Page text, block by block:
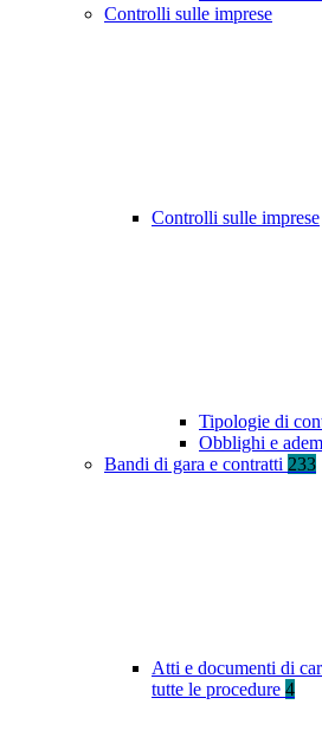
Controlli sulle imprese
Controlli sulle imprese
Tipologie di
Obblighi e
Bandi di gara e contratti 233
Atti e documenti di
tutte le procedure 4